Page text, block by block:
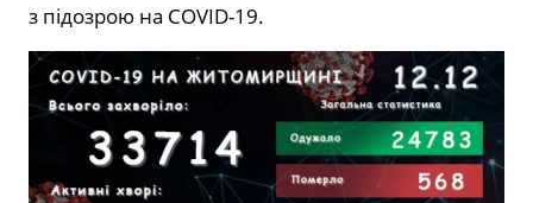
з підозрою на COVID-19.